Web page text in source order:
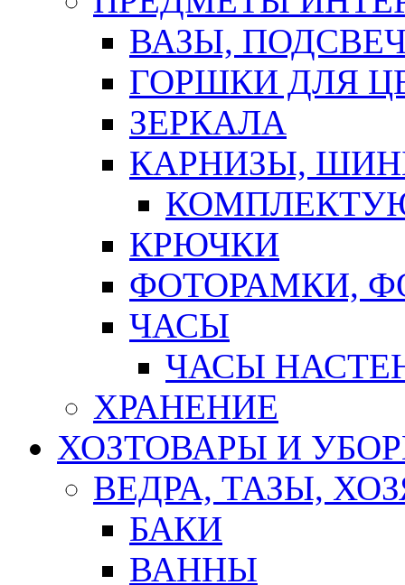
ВАЗЫ,
ГОРШКИ ДЛЯ
ЗЕРКАЛА
КАРНИЗЫ,
КРЮЧКИ
ФОТОРАМКИ,
ЧАСЫ
ЧАСЫ
ХРАНЕНИЕ
ХОЗТОВАРЫ И
ВЕДРА, ТАЗЫ,
БАКИ
ВАННЫ